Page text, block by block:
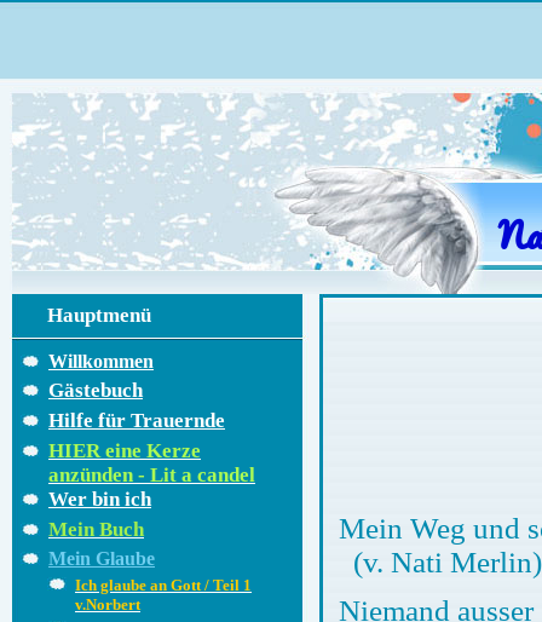
Hauptmenü
Willkommen
Gästebuch
Hilfe für Trauernde
HIER eine Kerze
anzünden - Lit a candel
Wer bin ich
Mein Buch
Mein Glaube
Ich glaube an Gott / Teil 1
v.Norbert
Mein Weg
(v. Nati Merlin)
Niemand